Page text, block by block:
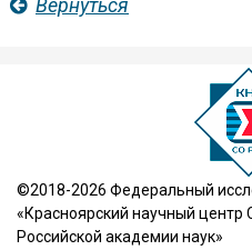
Вернуться
©2018-2026 Федеральный
«Красноярский научный центр
Российской академии наук»